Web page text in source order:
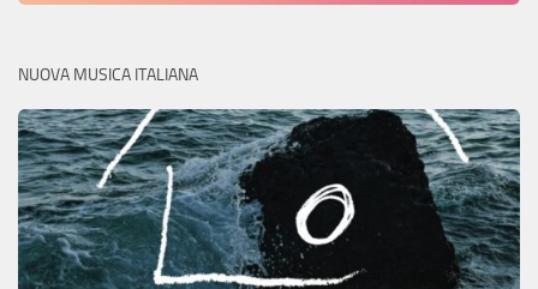
NUOVA MUSICA ITALIANA